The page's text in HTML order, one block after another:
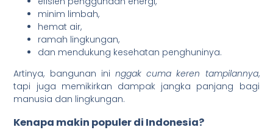
minim limbah,
hemat air,
ramah lingkungan,
dan mendukung kesehatan penghuninya.
Artinya, bangunan ini nggak cuma keren tampilannya,
tapi juga memikirkan dampak jangka panjang bagi
manusia dan lingkungan.
Kenapa makin populer di Indonesia?